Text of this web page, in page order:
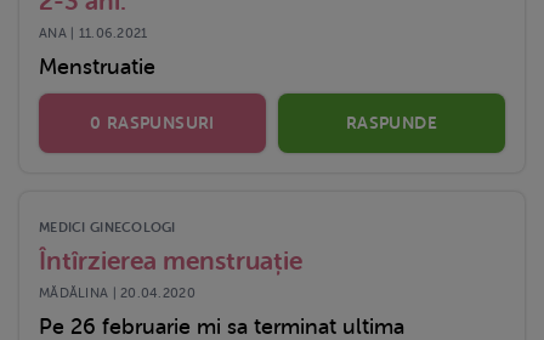
ANA | 11.06.2021
Menstruatie
0 RASPUNSURI RASPUNDE
MEDICI GINECOLOGI
Întîrzierea menstruație
MĂDĂLINA | 20.04.2020
Pe 26 februarie mi sa terminat ultima